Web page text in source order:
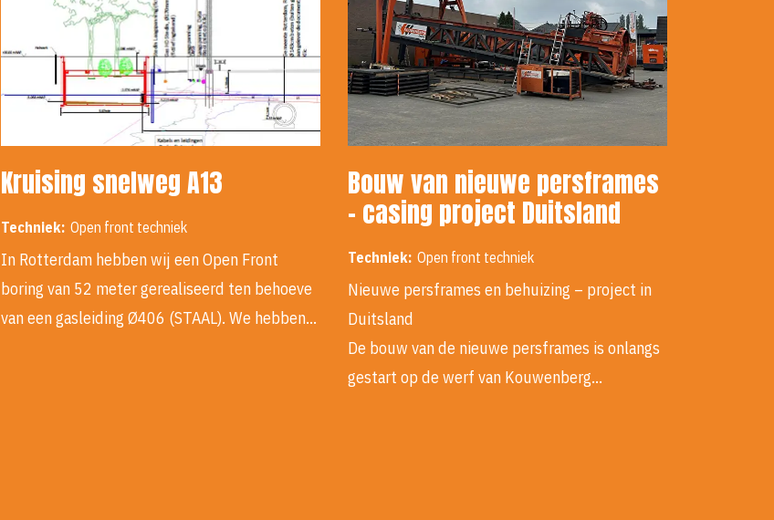
Kruising snelweg A13
Techniek: Open front techniek
In Rotterdam hebben wij een Open Front
boring van 52 meter gerealiseerd ten behoeve
van een gasleiding Ø406 (STAAL). We hebben…
Bouw van nieuwe persframes
- casing project Duitsland
Techniek: Open front techniek
Nieuwe persframes en behuizing – project in
Duitsland
De bouw van de nieuwe persframes is onlangs
gestart op de werf van Kouwenberg…